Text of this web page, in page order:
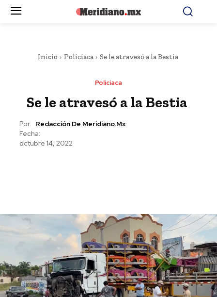
Inicio Policiaca Se le atravesó a la Bestia
Policiaca
Se le atravesó a la Bestia
Por: Redacción De Meridiano.mx
Fecha:
octubre 14, 2022